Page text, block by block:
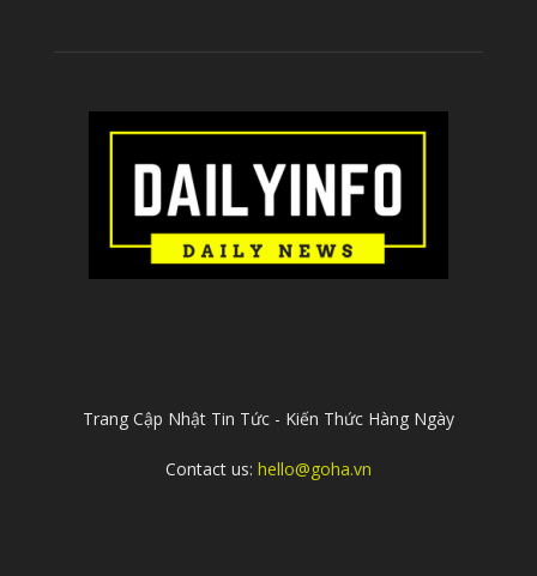
Trang Cập Nhật Tin Tức - Kiến Thức Hàng Ngày
Contact us: hello@goha.vn